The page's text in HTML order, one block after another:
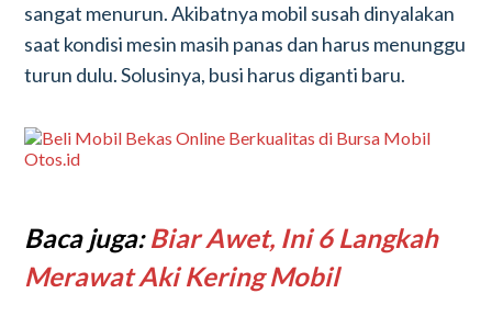
sangat menurun. Akibatnya mobil susah dinyalakan
saat kondisi mesin masih panas dan harus menunggu
turun dulu. Solusinya, busi harus diganti baru.
Baca juga:Biar Awet, Ini 6 Langkah
Merawat Aki Kering Mobil